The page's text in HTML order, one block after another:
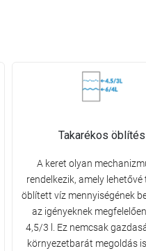
Takarékos öblítés
A keret olyan
rendelkezik, amely lehetővé
öblített víz mennyiségének
az igényeknek
4,5/3 l. Ez nemcsak
környezetbarát megoldás